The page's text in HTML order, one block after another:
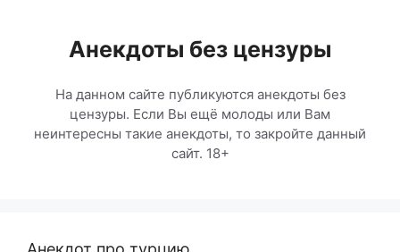
содержимомуАнекдоты без цензуры
На данном сайте публикуются анекдоты без
цензуры. Если Вы ещё молоды или Вам
неинтересны такие анекдоты, то закройте данный
сайт. 18+